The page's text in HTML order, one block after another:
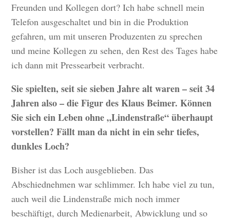
Freunden und Kollegen dort? Ich habe schnell mein
Telefon ausgeschaltet und bin in die Produktion
gefahren, um mit unseren Produzenten zu sprechen
und meine Kollegen zu sehen, den Rest des Tages habe
ich dann mit Pressearbeit verbracht.
Sie spielten, seit sie sieben Jahre alt waren – seit 34
Jahren also – die Figur des Klaus Beimer. Können
Sie sich ein Leben ohne „Lindenstraße“ überhaupt
vorstellen? Fällt man da nicht in ein sehr tiefes,
dunkles Loch?
Bisher ist das Loch ausgeblieben. Das
Abschiednehmen war schlimmer. Ich habe viel zu tun,
auch weil die Lindenstraße mich noch immer
beschäftigt, durch Medienarbeit, Abwicklung und so